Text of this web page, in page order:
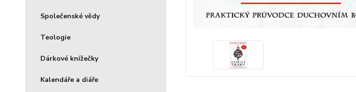
Společenské vědy
Teologie
Dárkové knížečky
Kalendáře a diáře